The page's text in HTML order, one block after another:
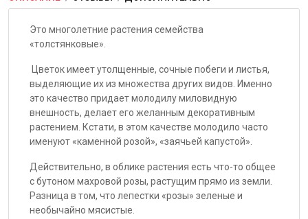
Это многолетние растения семейства
«толстянковые».
Цветок имеет утолщенные, сочные побеги и листья,
выделяющие их из множества других видов. Именно
это качество придает молодилу миловидную
внешность, делает его желанным декоративным
растением. Кстати, в этом качестве молодило часто
именуют «каменной розой», «заячьей капустой».
Действительно, в облике растения есть что-то общее
с бутоном махровой розы, растущим прямо из земли.
Разница в том, что лепестки «розы» зеленые и
необычайно мясистые.